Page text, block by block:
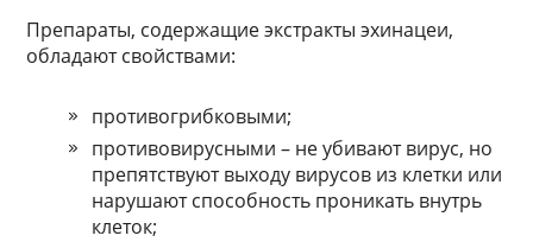
Препараты, содержащие экстракты эхинацеи,
обладают свойствами:
противогрибковыми;
противовирусными – не убивают вирус, но
препятствуют выходу вирусов из клетки или
нарушают способность проникать внутрь
клеток;